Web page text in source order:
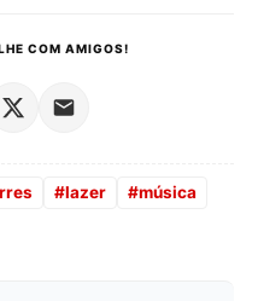
COM AMIGOS!
#lazer #música